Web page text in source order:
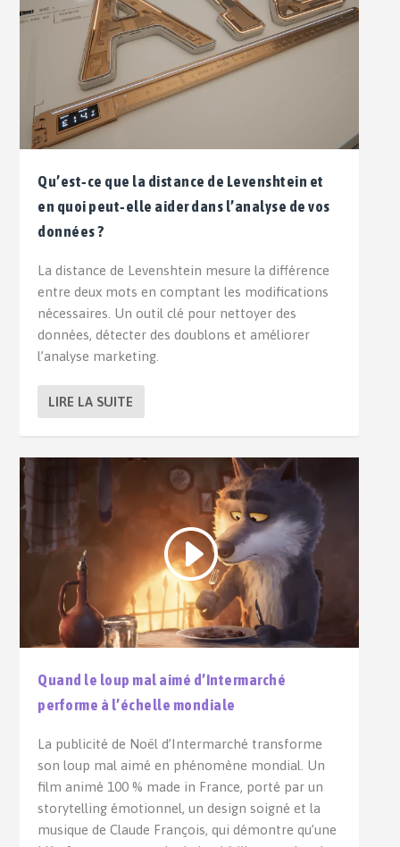
Qu’est‑ce que la distance de Levenshtein et
en quoi peut‑elle aider dans l’analyse de vos
données ?
La distance de Levenshtein mesure la différence
entre deux mots en comptant les modifications
nécessaires. Un outil clé pour nettoyer des
données, détecter des doublons et améliorer
l’analyse marketing.
LIRE LA SUITE
Quand le loup mal aimé d’Intermarché
performe à l’échelle mondiale
La publicité de Noël d’Intermarché transforme
son loup mal aimé en phénomène mondial. Un
film animé 100 % made in France, porté par un
storytelling émotionnel, un design soigné et la
musique de Claude François, qui démontre qu’une